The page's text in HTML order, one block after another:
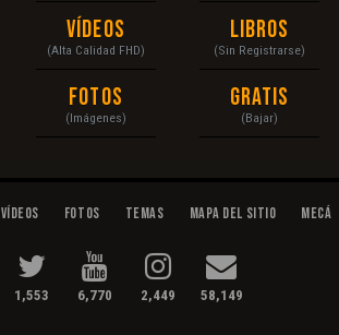
Vídeos
(Alta Calidad FHD)
Fotos
(Imágenes)
Libros
(Sin Registrarse)
Gratis
(Bajar)
Vídeos Fotos Temas Mapa del Sitio
1,553 6,770 2,449 58,149